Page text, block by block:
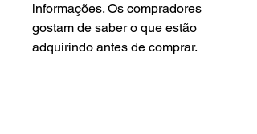
informações. Os compradores
gostam de saber o que estão
adquirindo antes de comprar.